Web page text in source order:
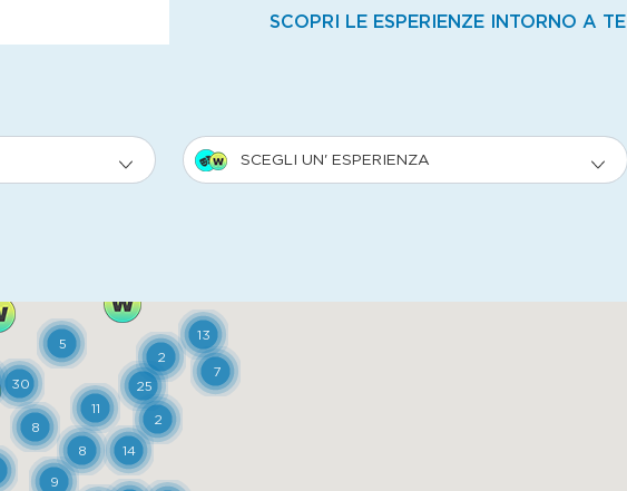
SCOPRI LE ESPERIENZE INTORNO A TE
SCEGLI UN' ESPERIENZA
9
7
8
11
25
13
30
5
14
8
2
2